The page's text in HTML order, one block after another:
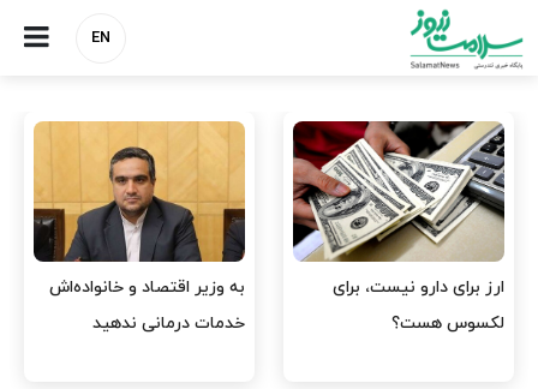
EN
ارز برای دارو نیست، برای
لکسوس هست؟
به وزیر اقتصاد و خانواده‌اش
خدمات درمانی ندهید